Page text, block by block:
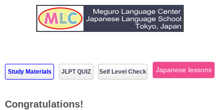
Study Materials JLPT QUIZ Self Level Check Japanese lessons
Congratulations!